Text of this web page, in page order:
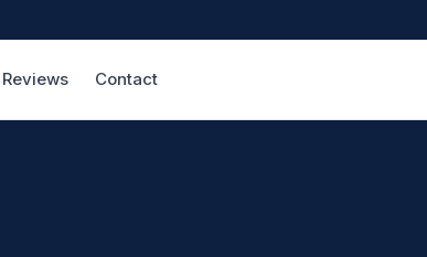
Reviews Contact